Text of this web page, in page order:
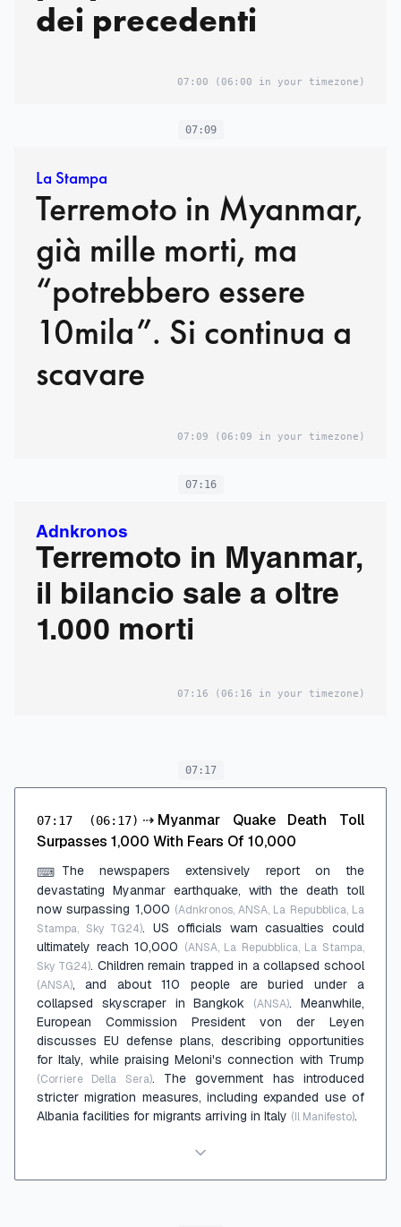
dei precedenti
07:00 (06:00 in your timezone)
07:09
La Stampa
Terremoto in Myanmar,
già mille morti, ma
“potrebbero essere
10mila”. Si continua a
scavare
07:09 (06:09 in your timezone)
07:16
Adnkronos
Terremoto in Myanmar,
il bilancio sale a oltre
1.000 morti
07:16 (06:16 in your timezone)
07:17
07:17 (06:17) ⇢ Myanmar Quake Death Toll
Surpasses 1,000 With Fears Of 10,000
⌨ The newspapers extensively report on the
devastating Myanmar earthquake, with the death toll
now surpassing 1,000 (Adnkronos, ANSA, La Repubblica, La
Stampa, Sky TG24). US officials warn casualties could
ultimately reach 10,000 (ANSA, La Repubblica, La Stampa,
Sky TG24). Children remain trapped in a collapsed school
(ANSA), and about 110 people are buried under a
collapsed skyscraper in Bangkok
(ANSA). Meanwhile,
European Commission President von der Leyen
discusses EU defense plans, describing opportunities
for Italy, while praising Meloni's connection with Trump
(Corriere Della Sera). The government has introduced
stricter migration measures, including expanded use of
Albania facilities for migrants arriving in Italy (Il Manifesto).